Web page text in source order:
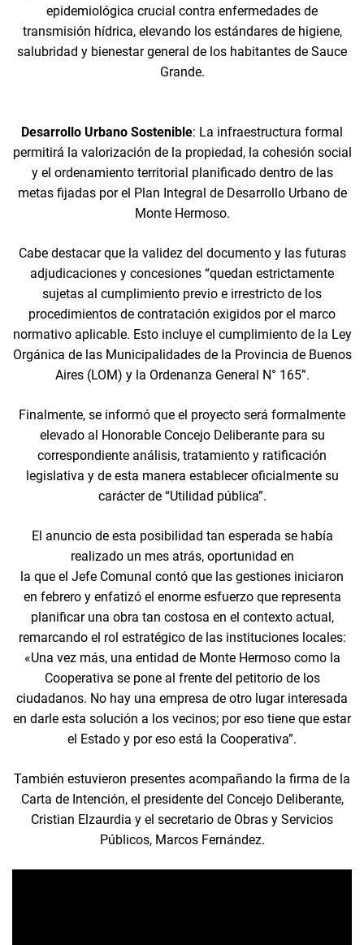
epidemiológica crucial contra enfermedades de
transmisión hídrica, elevando los estándares de higiene,
salubridad y bienestar general de los habitantes de Sauce
Grande.
Desarrollo Urbano Sostenible: La infraestructura formal
permitirá la valorización de la propiedad, la cohesión social
y el ordenamiento territorial planificado dentro de las
metas fijadas por el Plan Integral de Desarrollo Urbano de
Monte Hermoso.
Cabe destacar que la validez del documento y las futuras
adjudicaciones y concesiones “quedan estrictamente
sujetas al cumplimiento previo e irrestricto de los
procedimientos de contratación exigidos por el marco
normativo aplicable. Esto incluye el cumplimiento de la Ley
Orgánica de las Municipalidades de la Provincia de Buenos
Aires (LOM) y la Ordenanza General N° 165”.
Finalmente, se informó que el proyecto será formalmente
elevado al Honorable Concejo Deliberante para su
correspondiente análisis, tratamiento y ratificación
legislativa y de esta manera establecer oficialmente su
carácter de “Utilidad pública”.
El anuncio de esta posibilidad tan esperada se había
realizado un mes atrás, oportunidad en
la que el Jefe Comunal contó que las gestiones iniciaron
en febrero y enfatizó el enorme esfuerzo que representa
planificar una obra tan costosa en el contexto actual,
remarcando el rol estratégico de las instituciones locales:
«Una vez más, una entidad de Monte Hermoso como la
Cooperativa se pone al frente del petitorio de los
ciudadanos. No hay una empresa de otro lugar interesada
en darle esta solución a los vecinos; por eso tiene que estar
el Estado y por eso está la Cooperativa”.
También estuvieron presentes acompañando la firma de la
Carta de Intención, el presidente del Concejo Deliberante,
Cristian Elzaurdia y el secretario de Obras y Servicios
Públicos, Marcos Fernández.